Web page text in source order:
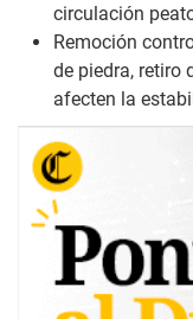
circulación
Remoción
de piedra, retiro
afecten la